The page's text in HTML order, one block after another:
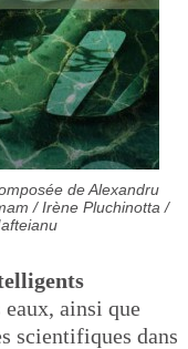
de Alexandru
/ Irène Pluchinotta /
ainsi que
scientifiques dans